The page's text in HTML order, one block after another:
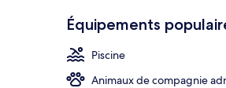
Équipements
Piscine
Animaux de compagnie